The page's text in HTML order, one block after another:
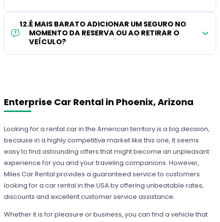
12.É MAIS BARATO ADICIONAR UM SEGURO NO
MOMENTO DA RESERVA OU AO RETIRAR O
VEÍCULO?
Enterprise Car Rental in Phoenix, Arizona
Looking for a rental car in the American territory is a big decision,
because in a highly competitive market like this one, it seems
easy to find astounding offers that might become an unpleasant
experience for you and your traveling companions. However,
Miles Car Rental provides a guaranteed service to customers
looking for a car rental in the USA by offering unbeatable rates,
discounts and excellent customer service assistance.
Whether it is for pleasure or business, you can find a vehicle that